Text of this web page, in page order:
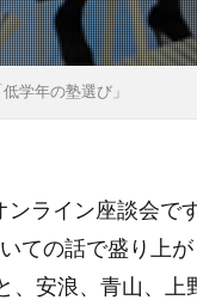
学年の塾選び」
ライン座談会です
ての話で盛り上が
安浪、青山、上